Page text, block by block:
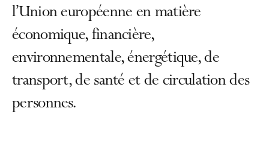
l’Union européenne en matière
économique, financière,
environnementale, énergétique, de
transport, de santé et de circulation des
personnes.